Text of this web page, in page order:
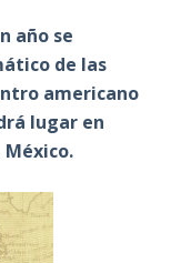
año se
de las
americano
lugar en